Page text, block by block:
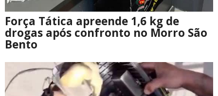
Força Tática apreende 1,6 kg de
drogas após confronto no Morro São
Bento